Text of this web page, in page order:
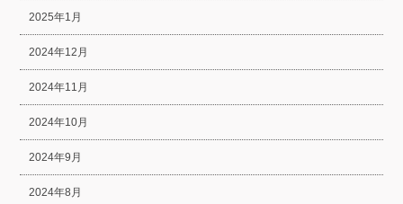
2025年1月
2024年12月
2024年11月
2024年10月
2024年9月
2024年8月